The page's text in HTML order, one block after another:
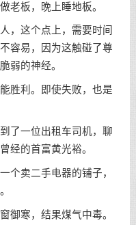
老板，晚上睡地板。
这个点上，需要时间
容易，因为这触碰了尊
弱的神经。
利。即使失败，也是
一位出租车司机，聊
经的首富黄光裕。
卖二手电器的铺子，
寒，结果煤气中毒。